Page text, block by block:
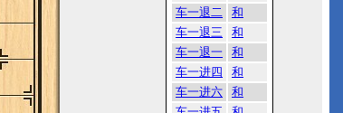
车一退二
和
车一退三
和
车一退一
和
车一进四
和
车一进六
和